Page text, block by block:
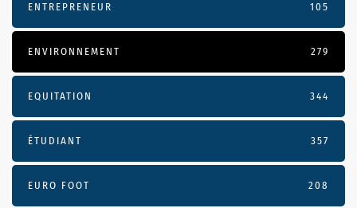
ENTREPRENEUR 105
ENVIRONNEMENT 279
EQUITATION 344
ÉTUDIANT 357
EURO FOOT 208